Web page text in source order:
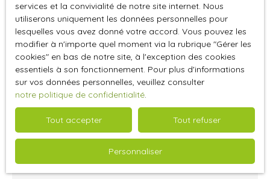
€ /mois HT HC
services et la convivialité de notre site internet. Nous
utiliserons uniquement les données personnelles pour
lesquelles vous avez donné votre accord. Vous pouvez les
modifier à n'importe quel moment via la rubrique ″Gérer les
cookies″ en bas de notre site, à l'exception des cookies
essentiels à son fonctionnement. Pour plus d'informations
sur vos données personnelles, veuillez consulter
notre politique de confidentialité.
Tout accepter Tout refuser
Personnaliser